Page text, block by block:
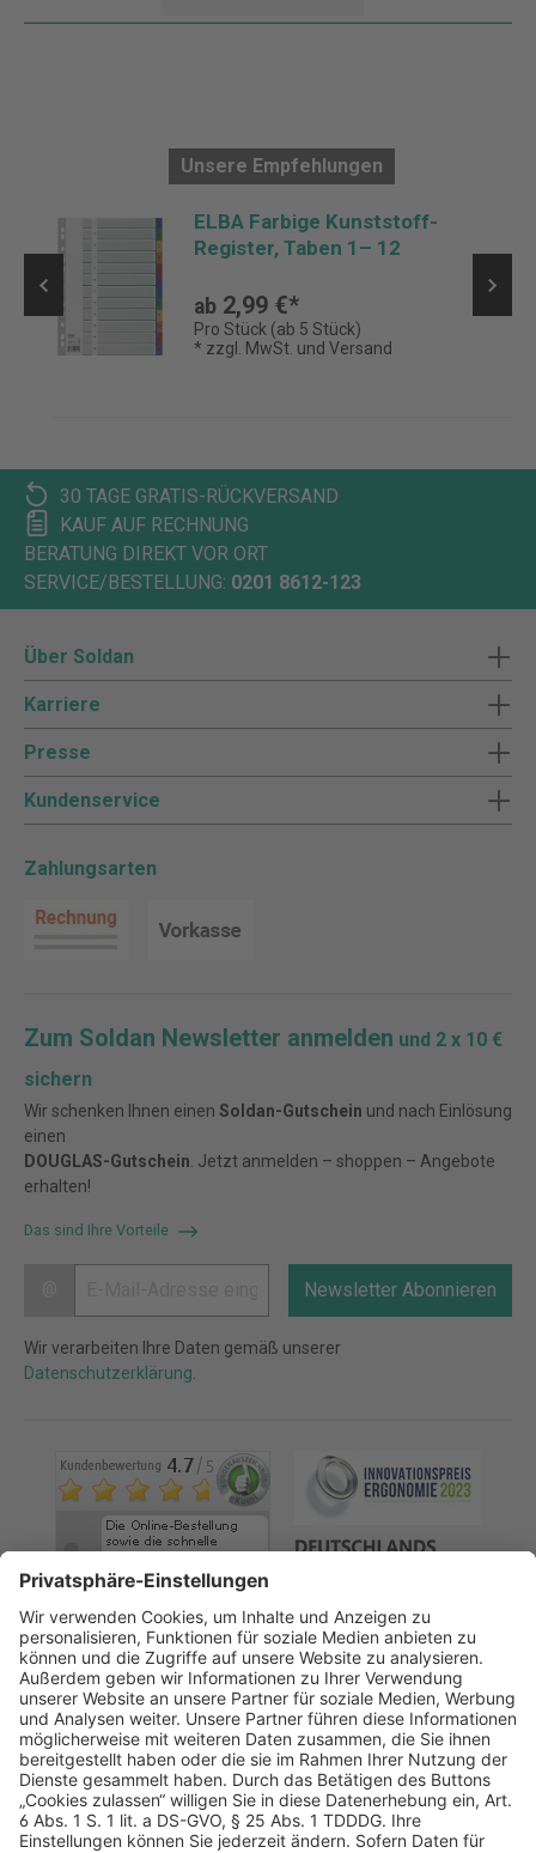
Unsere Empfehlungen
ELBA Farbige Kunststoff-
Register, Taben 1– 12
ab 2,99 €*
Pro Stück (ab 5 Stück)
* zzgl. MwSt. und Versand
30 TAGE GRATIS-RÜCKVERSAND
KAUF AUF RECHNUNG
BERATUNG DIREKT VOR ORT
SERVICE/BESTELLUNG: 0201 8612-123
Über Soldan
Karriere
Presse
Kundenservice
Zahlungsarten
Zum Soldan Newsletter anmelden und 2 x 10 €
sichern
Wir schenken Ihnen einen Soldan-Gutschein und nach Einlösung
einen
DOUGLAS-Gutschein . Jetzt anmelden – shoppen – Angebote
erhalten!
Das sind Ihre Vorteile
Newsletter Abonnieren
Wir verarbeiten Ihre Daten gemäß unserer
Datenschutzerklärung